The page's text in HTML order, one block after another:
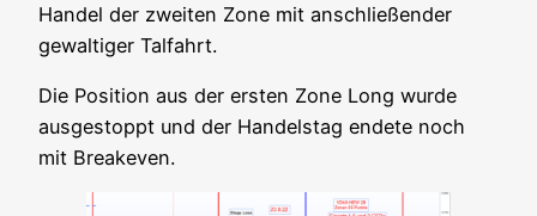
Han­del der zwei­ten Zone mit anschlie­ßen­der
gewal­ti­ger Talfahrt.
Die Posi­ti­on aus der ers­ten Zone Long wur­de
aus­ge­stoppt und der Han­dels­tag ende­te noch
mit Breakeven.